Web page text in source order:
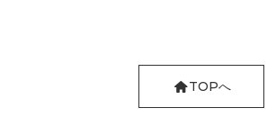
TOPへ